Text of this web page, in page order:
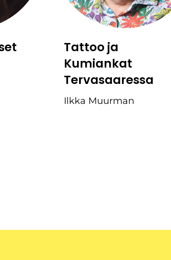
Tattoo ja
Kumiankat
Tervasaaressa
Ilkka Muurman